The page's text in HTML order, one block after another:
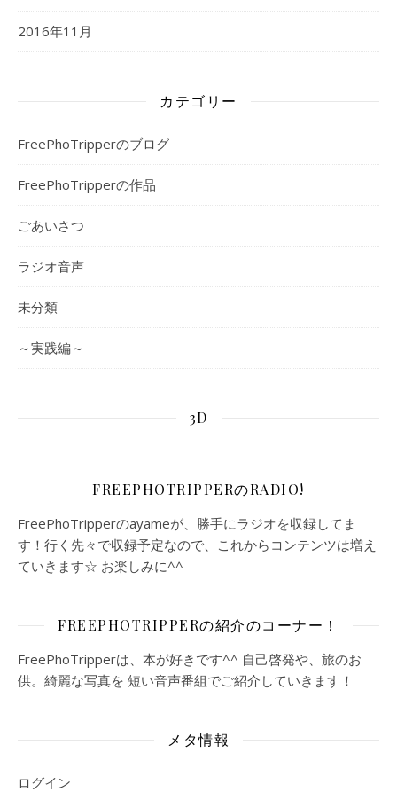
2016年11月
カテゴリー
FreePhoTripperのブログ
FreePhoTripperの作品
ごあいさつ
ラジオ音声
未分類
～実践編～
3D
FREEPHOTRIPPERのRADIO!
FreePhoTripperのayameが、勝手にラジオを収録してま
す！行く先々で収録予定なので、これからコンテンツは増え
ていきます☆ お楽しみに^^
FREEPHOTRIPPERの紹介のコーナー！
FreePhoTripperは、本が好きです^^ 自己啓発や、旅のお
供。綺麗な写真を 短い音声番組でご紹介していきます！
メタ情報
ログイン